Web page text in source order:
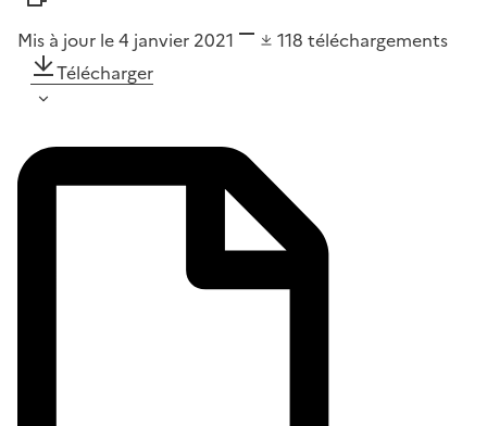
Mis à jour le 4 janvier 2021 118 téléchargements
Télécharger